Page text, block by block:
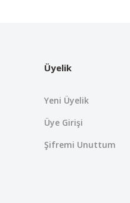
bulunuyor.
alternatifler olmalı.
Üyelik
Yeni Üyelik
Üye Girişi
Şifremi Unuttum